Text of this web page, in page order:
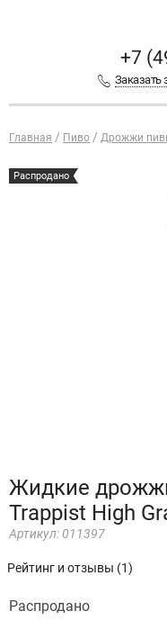
+7
Заказать
Главная Пиво Дрожжи
Распродано
Жидкие
Trappist High
Артикул: 011397
Рейтинг и отзывы (1)
Распродано